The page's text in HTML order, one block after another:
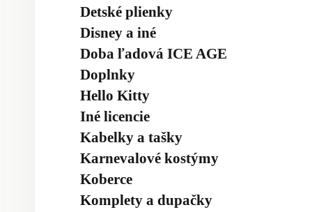
Detské plienky
Disney a iné
Doba ľadová ICE AGE
Doplnky
Hello Kitty
Iné licencie
Kabelky a tašky
Karnevalové kostýmy
Koberce
Komplety a dupačky